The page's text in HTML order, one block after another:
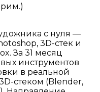
с нуля —
3D-стек и
За 31 месяц
инструментов
в реальной
стеком (Blender,